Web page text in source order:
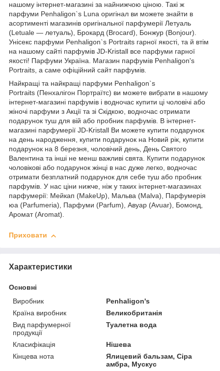
нашому інтернет-магазині за найнижчою ціною. Такі ж
парфуми Penhaligon`s Luna оригінал ви можете знайти в
асортименті магазинів оригінальної парфумерії Летуаль
(Letuale — летуаль), Брокард (Brocard), Бонжур (Bonjour).
Унісекс парфуми Penhaligon`s Portraits гарної якості, та й втім
на нашому сайті парфумів JD-Kristall все парфуми гарної
якості! Парфуми Україна. Магазин парфумів Penhaligon's
Portraits, а саме офіційний сайт парфумів.
Найкращі та найкращі парфуми Penhaligon`s
Portraits (Пенхалігон Портраїтс) ви можете вибрати в нашому
інтернет-магазині парфумів і водночас купити ці чоловічі або
жіночі парфуми з Акції та зі Скідкою, водночас отримати
подарунок туш для вій або пробник парфумів. В інтернет-
магазині парфумерії JD-Kristall Ви можете купити подарунок
на день народження, купити подарунок на Новий рік, купити
подарунок на 8 березня, чоловічий день, День Святого
Валентина та інші не менш важливі свята. Купити подарунок
чоловікові або подарунок жінці в нас дуже легко, водночас
отримати безплатний подарунок для себе туш або пробник
парфумів. У нас ціни нижче, ніж у таких інтернет-магазинах
парфумерії: Мейкап (MakeUp), Мальва (Malva), Парфумерія
юа (Parfumeria), Парфуми (Parfum), Авуар (Avuar), Бомонд,
Аромат (Aromat).
Приховати
Характеристики
Основні
Виробник
Penhaligon's
Країна виробник
Великобританія
Вид парфумерної
продукції
Туалетна вода
Класифікація
Нішева
Кінцева нота
Ялицевий бальзам, Сіра
амбра, Мускус